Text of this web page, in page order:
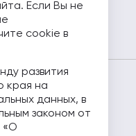
707-07-11
Если Вы не
cookie в
развития
края на
данных, в
законом от
«О